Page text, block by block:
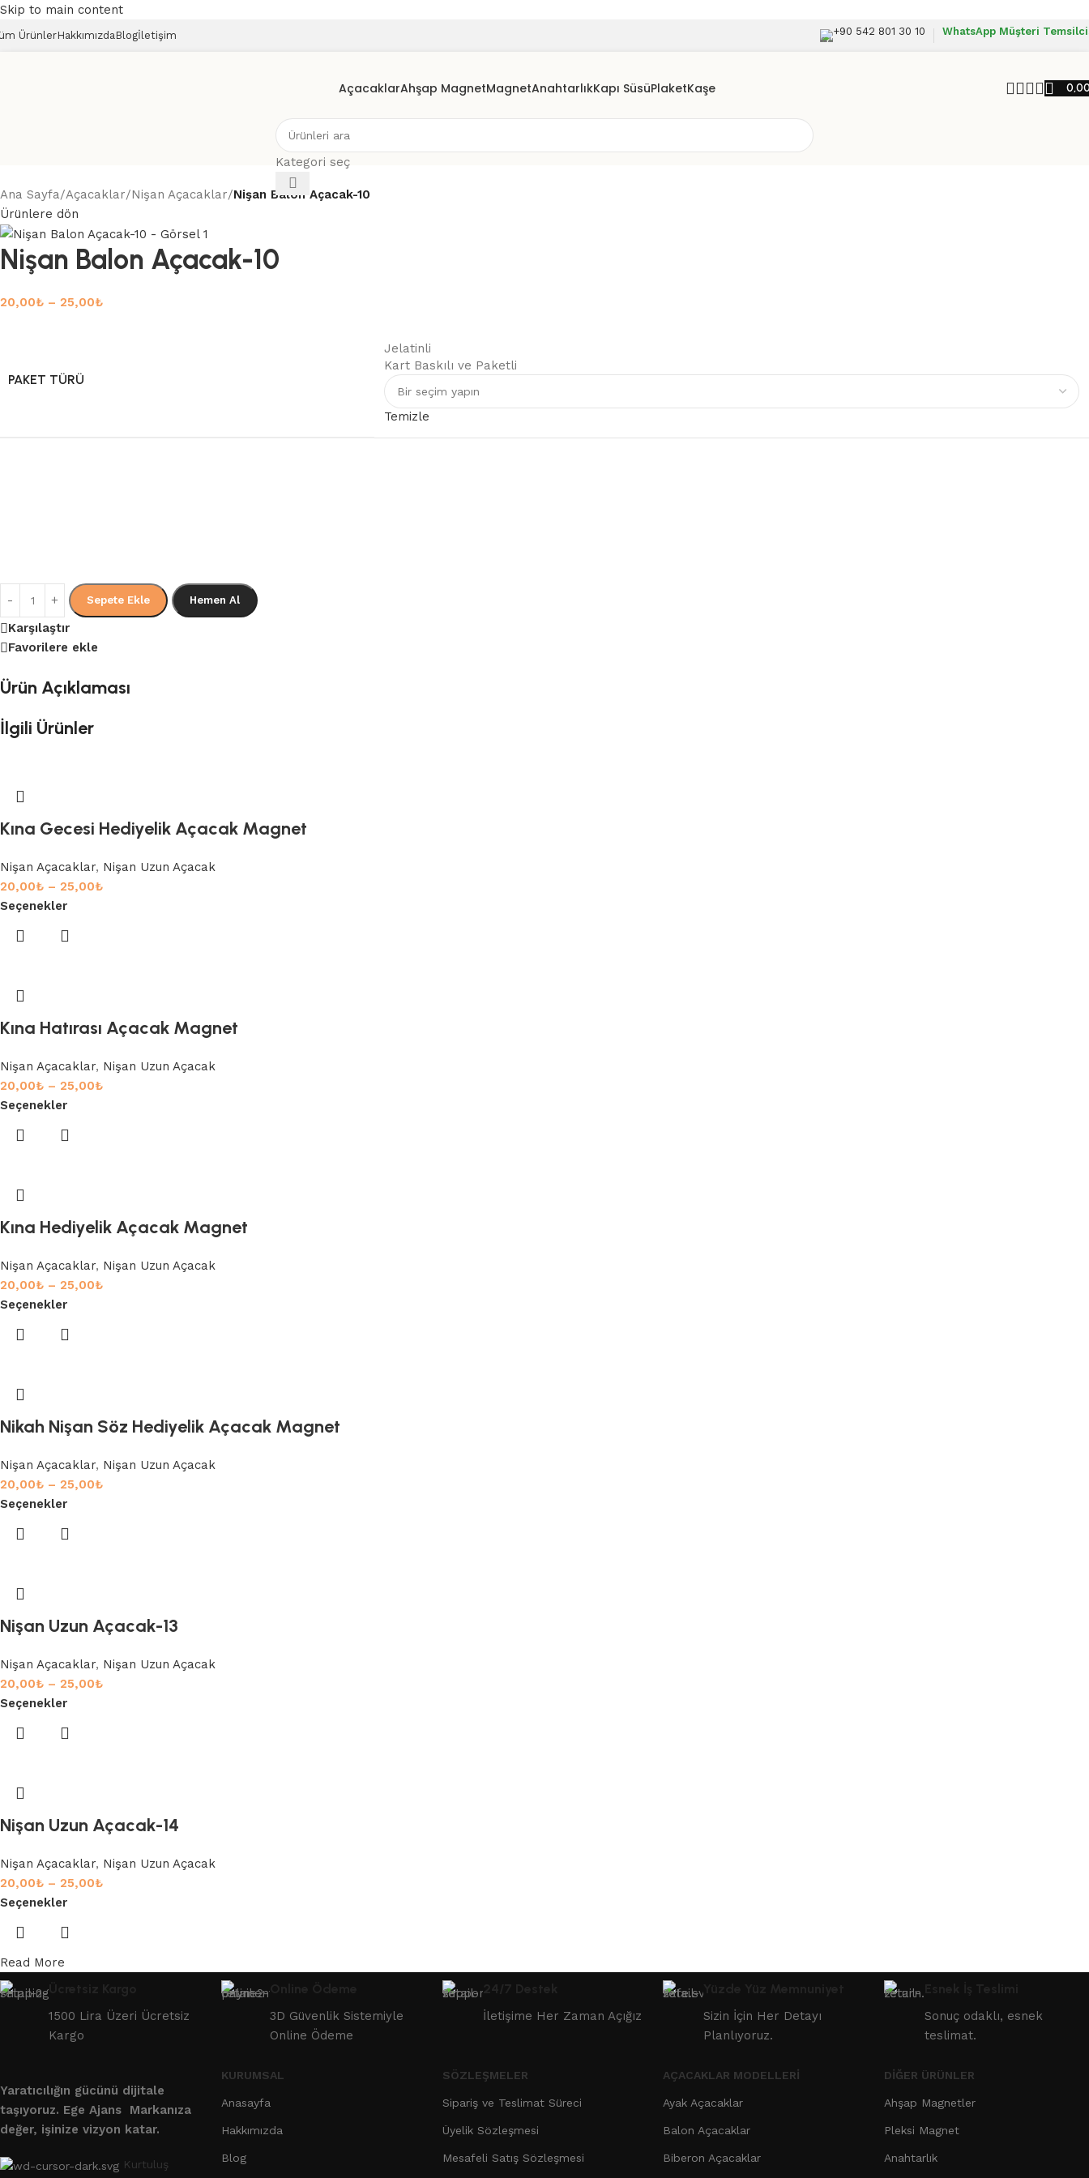
Skip to main content
ÜrünlerHakkımızdaBlogİletişim +90 542 801 30 10 WhatsApp Müşteri
AçacaklarAhşap MagnetMagnetAnahtarlıkKapı SüsüPlaketKaşe
Kategori seç
Ana Sayfa/Açacaklar/Nişan Açacaklar/Nişan Balon Açacak-10
Ürünlere dön
Nişan Balon Açacak-10
20,00₺ – 25,00₺
PAKET TÜRÜ
Jelatinli
Kart Baskılı ve Paketli
Temizle
Sepete Ekle Hemen Al
Karşılaştır
Favorilere ekle
Ürün Açıklaması
İlgili Ürünler
Kına Gecesi Hediyelik Açacak Magnet
Nişan Açacaklar, Nişan Uzun Açacak
20,00₺ – 25,00₺
Seçenekler
Kına Hatırası Açacak Magnet
Nişan Açacaklar, Nişan Uzun Açacak
20,00₺ – 25,00₺
Seçenekler
Kına Hediyelik Açacak Magnet
Nişan Açacaklar, Nişan Uzun Açacak
20,00₺ – 25,00₺
Seçenekler
Nikah Nişan Söz Hediyelik Açacak Magnet
Nişan Açacaklar, Nişan Uzun Açacak
20,00₺ – 25,00₺
Seçenekler
Nişan Uzun Açacak-13
Nişan Açacaklar, Nişan Uzun Açacak
20,00₺ – 25,00₺
Seçenekler
Nişan Uzun Açacak-14
Nişan Açacaklar, Nişan Uzun Açacak
20,00₺ – 25,00₺
Seçenekler
Read More
1500 Lira Üzeri Ücretsiz
Kargo
Online Ödeme
3D Güvenlik Sistemiyle
Online Ödeme
24/7 Destek
İletişime Her Zaman Açığız
Sizin İçin Her Detayı
Planlıyoruz.
Sonuç odaklı, esnek
teslimat.
Yaratıcılığın gücünü dijitale
taşıyoruz. Ege Ajans Markanıza
değer, işinize vizyon katar.
Kurtuluş
KURUMSAL
Anasayfa
Hakkımızda
Blog
SÖZLEŞMELER
Sipariş ve Teslimat Süreci
Üyelik Sözleşmesi
Mesafeli Satış Sözleşmesi
AÇACAKLAR MODELLERI
Ayak Açacaklar
Balon Açacaklar
Biberon Açacaklar
DIĞER ÜRÜNLER
Ahşap Magnetler
Pleksi Magnet
Anahtarlık